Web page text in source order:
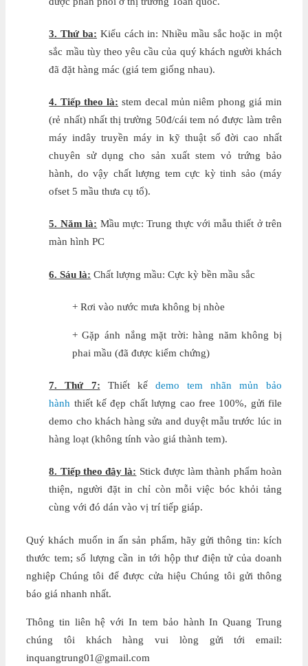
3. Thứ ba: Kiểu cách in: Nhiều mầu sắc hoặc in một
sắc mầu tùy theo yêu cầu của quý khách người khách
đã đặt hàng mác (giá tem giống nhau).
4. Tiếp theo là: stem decal mủn niêm phong giá min
(rẻ nhất) nhất thị trường 50đ/cái tem nó được làm trên
máy indây truyền máy in kỹ thuật số đời cao nhất
chuyên sử dụng cho sản xuất stem vỏ trứng bảo
hành, do vậy chất lượng tem cực kỳ tinh sảo (máy
ofset 5 mầu thưa cụ tổ).
5. Năm là: Mầu mực: Trung thực với mẫu thiết ở trên
màn hình PC
6. Sáu là: Chất lượng mầu: Cực kỳ bền mầu sắc
+ Rơi vào nước mưa không bị nhòe
+ Gặp ánh nắng mặt trời: hàng năm không bị
phai mầu (đã được kiểm chứng)
7. Thứ 7: Thiết kế demo tem nhãn mủn bảo
hành thiết kế đẹp chất lượng cao free 100%, gửi file
demo cho khách hàng sửa and duyệt mẫu trước lúc in
hàng loạt (không tính vào giá thành tem).
8. Tiếp theo đây là: Stick được làm thành phẩm hoàn
thiện, người đặt in chỉ còn mỗi việc bóc khỏi tảng
cùng với đó dán vào vị trí tiếp giáp.
Quý khách muốn in ấn sản phẩm, hãy gửi thông tin: kích
thước tem; số lượng cần in tới hộp thư điện tử của doanh
nghiệp Chúng tôi để được cửa hiệu Chúng tôi gửi thông
báo giá nhanh nhất.
Thông tin liên hệ với In tem bảo hành In Quang Trung
chúng tôi khách hàng vui lòng gửi tới email:
inquangtrung01@gmail.com